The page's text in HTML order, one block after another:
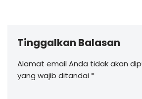
Tinggalkan Balasan
Alamat email Anda tidak akan
yang wajib ditandai *